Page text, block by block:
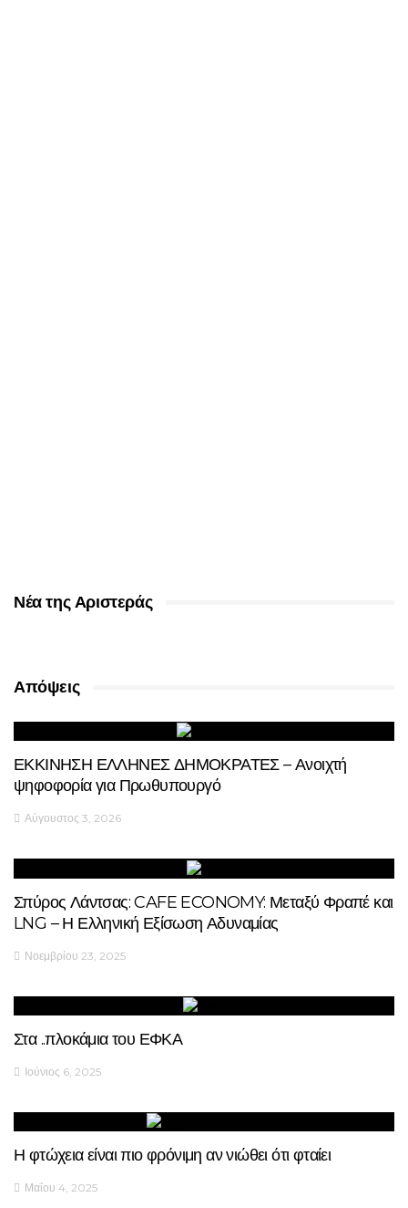
Νέα της Αριστεράς
Απόψεις
ΕΚΚΙΝΗΣΗ ΕΛΛΗΝΕΣ ΔΗΜΟΚΡΑΤΕΣ – Ανοιχτή
ψηφοφορία για Πρωθυπουργό
Αύγουστος 3, 2026
Σπύρος Λάντσας: CAFE ECONOMY: Μεταξύ Φραπέ και
LNG – Η Ελληνική Εξίσωση Αδυναμίας
Νοεμβρίου 23, 2025
Στα ..πλοκάμια του ΕΦΚΑ
Ιούνιος 6, 2025
Η φτώχεια είναι πιο φρόνιμη αν νιώθει ότι φταίει
Μαΐου 4, 2025